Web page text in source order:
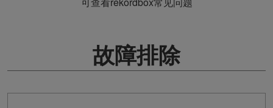
故障排除